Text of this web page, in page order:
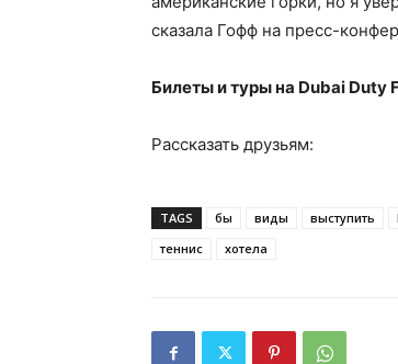
сказала Гофф на пресс-
Билеты и туры на Dubai Duty
Рассказать друзьям:
TAGS бы виды выступить
теннис
хотела